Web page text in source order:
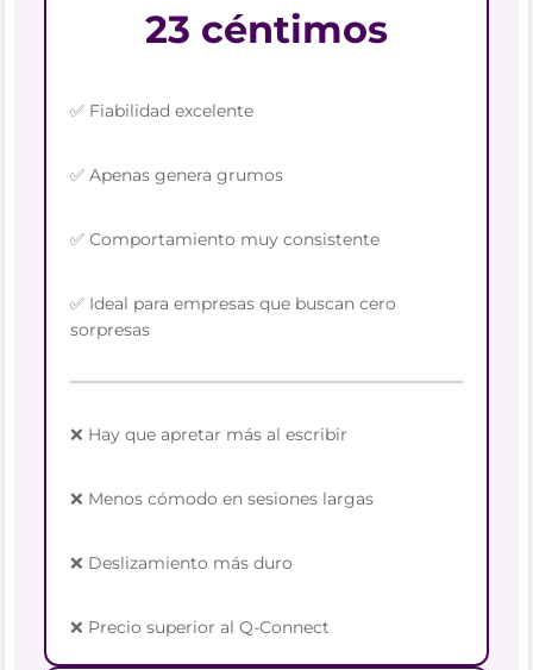
23 céntimos
✅ Fiabilidad excelente
✅ Apenas genera grumos
✅ Comportamiento muy consistente
✅ Ideal para empresas que buscan cero
sorpresas
❌ Hay que apretar más al escribir
❌ Menos cómodo en sesiones largas
❌ Deslizamiento más duro
❌ Precio superior al Q-Connect